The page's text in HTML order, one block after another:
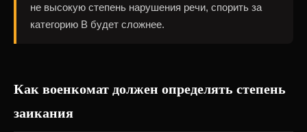
не высокую степень нарушения речи, спорить за
категорию В будет сложнее.
Как военкомат должен определять степень
заикания